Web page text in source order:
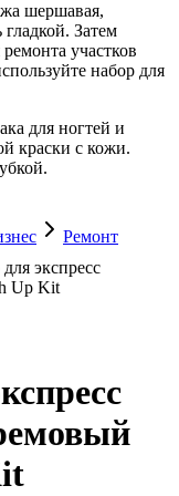
шершавая,
Затем
участков
набор для
для ногтей и
краски с кожи.
Ремонт
экспресс
Up Kit